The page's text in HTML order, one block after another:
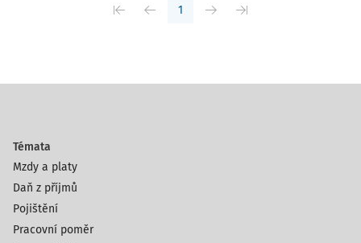
1
Témata
Mzdy a platy
Daň z příjmů
Pojištění
Pracovní poměr